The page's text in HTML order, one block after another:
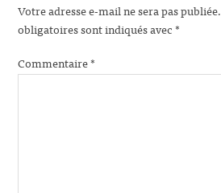
Votre adresse e-mail ne sera pas publiée.
obligatoires sont indiqués avec*
Commentaire*